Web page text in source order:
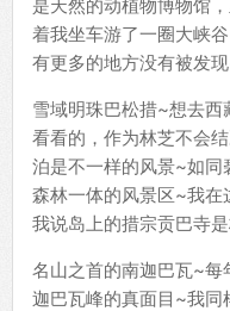
是天然的动植物博物馆
着我坐车游了一圈大峡
有更多的地方没有被发
雪域明珠巴松措~想去
看看的，作为林芝不会
泊是不一样的风景~如同
森林一体的风景区~我
我说岛上的措宗贡巴寺
名山之首的南迦巴瓦~
迦巴瓦峰的真面目~我